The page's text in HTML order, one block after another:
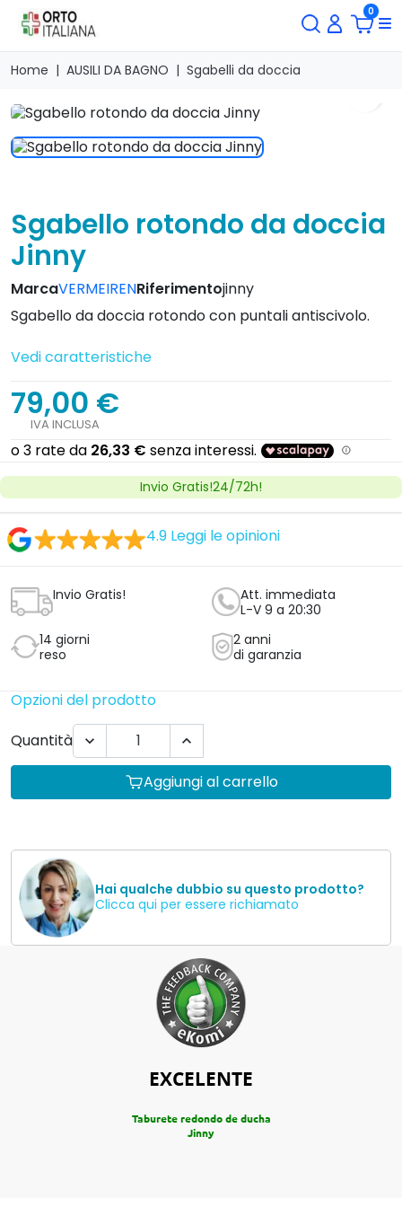
0
Home AUSILI DA BAGNO Sgabelli da doccia
Sgabello rotondo da doccia
Jinny
MarcaVERMEIRENRiferimentojinny
Sgabello da doccia rotondo con puntali antiscivolo.
Vedi caratteristiche
79,00 €
IVA INCLUSA
Invio Gratis!24/72h!
4.9 Leggi le opinioni
Invio Gratis!
Att. immediata
L-V 9 a 20:30
14 giorni
reso
2 anni
di garanzia
Opzioni del prodotto
Quantità
 
Aggiungi al carrello
Hai qualche dubbio su questo prodotto?
Clicca qui per essere richiamato
EXCELENTE
Taburete redondo de ducha
Jinny